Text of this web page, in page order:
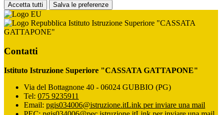
Accetta tutti Salva le preferenze
Istituto Istruzione Superiore "CASSATA
GATTAPONE"
Contatti
Istituto Istruzione Superiore "CASSATA GATTAPONE"
Via del Bottagnone 40 - 06024 GUBBIO (PG)
Tel: 075 9235911
Email: pgis034006@istruzione.itLink per inviare una mail